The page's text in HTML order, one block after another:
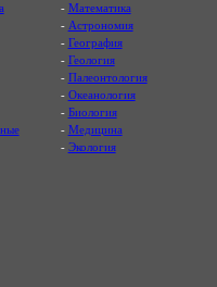
- Математика
- Астрономия
- География
- Геология
- Палеонтология
- Океанология
- Биология
- Медицина
- Экология